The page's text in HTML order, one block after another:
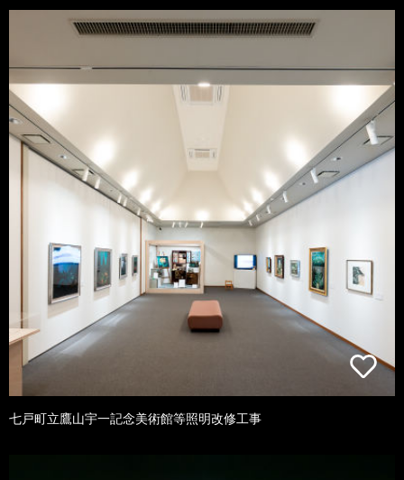
七戸町立鷹山宇一記念美術館等照明改修工事